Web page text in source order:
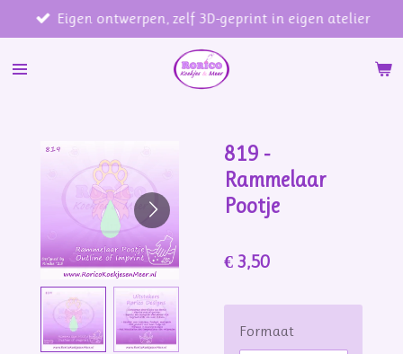
direct
naar
Eigen ontwerpen, zelf 3D-geprint in eigen atelier
819 -
Rammelaar
Pootje
€ 3,50
Formaat